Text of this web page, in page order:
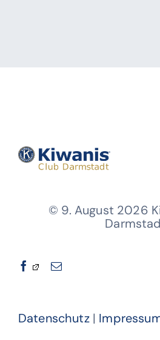
© 9. August 2026
Datenschutz|